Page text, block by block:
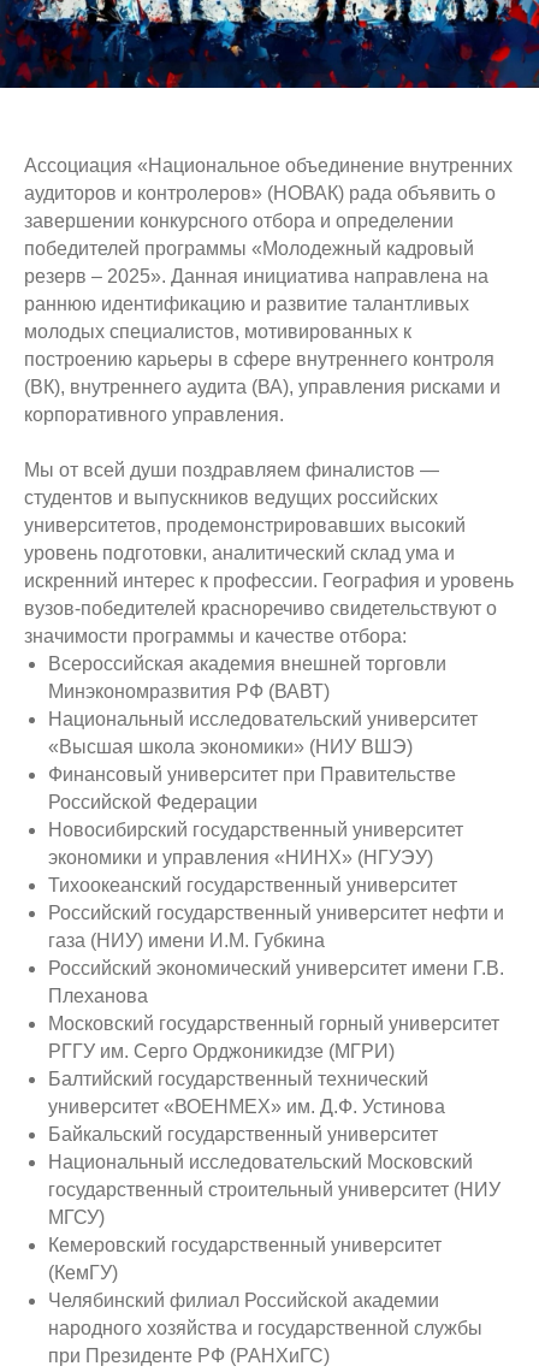
Ассоциация «Национальное объединение внутренних
аудиторов и контролеров» (НОВАК) рада объявить о
завершении конкурсного отбора и определении
победителей программы «Молодежный кадровый
резерв – 2025». Данная инициатива направлена на
раннюю идентификацию и развитие талантливых
молодых специалистов, мотивированных к
построению карьеры в сфере внутреннего контроля
(ВК), внутреннего аудита (ВА), управления рисками и
корпоративного управления.
Мы от всей души поздравляем финалистов —
студентов и выпускников ведущих российских
университетов, продемонстрировавших высокий
уровень подготовки, аналитический склад ума и
искренний интерес к профессии. География и уровень
вузов-победителей красноречиво свидетельствуют о
значимости программы и качестве отбора:
Всероссийская академия внешней торговли
Минэкономразвития РФ (ВАВТ)
Национальный исследовательский университет
«Высшая школа экономики» (НИУ ВШЭ)
Финансовый университет при Правительстве
Российской Федерации
Новосибирский государственный университет
экономики и управления «НИНХ» (НГУЭУ)
Тихоокеанский государственный университет
Российский государственный университет нефти и
газа (НИУ) имени И.М. Губкина
Российский экономический университет имени Г.В.
Плеханова
Московский государственный горный университет
РГГУ им. Серго Орджоникидзе (МГРИ)
Балтийский государственный технический
университет «ВОЕНМЕХ» им. Д.Ф. Устинова
Байкальский государственный университет
Национальный исследовательский Московский
государственный строительный университет (НИУ
МГСУ)
Кемеровский государственный университет
(КемГУ)
Челябинский филиал Российской академии
народного хозяйства и государственной службы
при Президенте РФ (РАНХиГС)